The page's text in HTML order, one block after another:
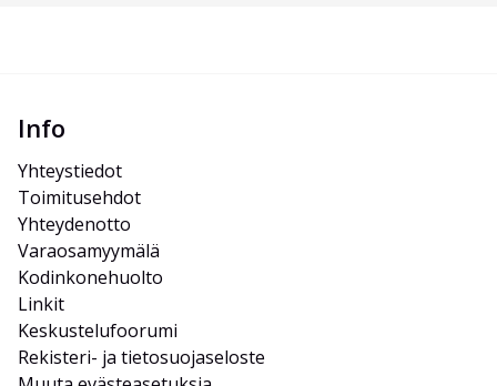
Info
Yhteystiedot
Toimitusehdot
Yhteydenotto
Varaosamyymälä
Kodinkonehuolto
Linkit
Keskustelufoorumi
Rekisteri- ja tietosuojaseloste